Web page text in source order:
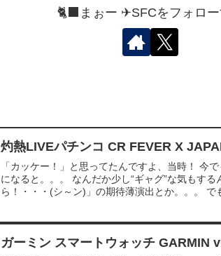
🐈‍⬛まぉー ✈︎SFCをフォロ
灼熱LIVEパチンコ CR FEVER X
「カッケー！」と思ってたんですよ、当時！ 今
になると。。。 なんだか少し“ギャグ”な気もす
ら！・・・(シ～ン)」の期待薄演出とか。。。 で
ガーミン スマートウォッチ